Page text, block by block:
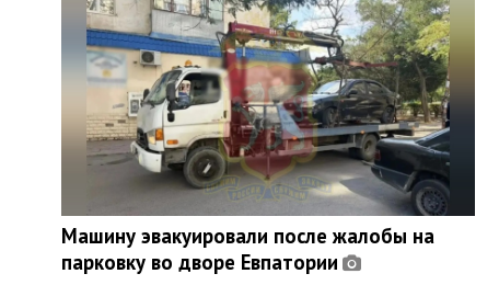
Машину эвакуировали после жалобы на
парковку во дворе Евпатории